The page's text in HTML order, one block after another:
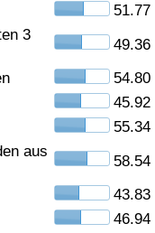
51.77
3
49.36
54.80
45.92
55.34
aus
58.54
43.83
46.94